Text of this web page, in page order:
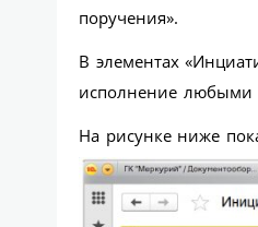
поручения».
В элементах
исполнение любыми
На рисунке ниже